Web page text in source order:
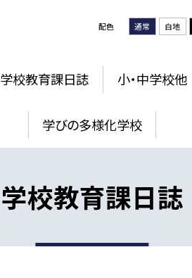
配色 通常 白地
学校教育課日誌 小・中学校他
学びの多様化学校
学校教育課日誌